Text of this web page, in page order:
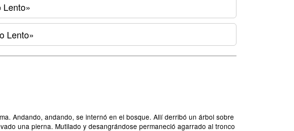
Lento»
Andando, andando, se internó en el bosque. Allí derribó un árbol sobre
una pierna. Mutilado y desangrándose permaneció agarrado al tronco